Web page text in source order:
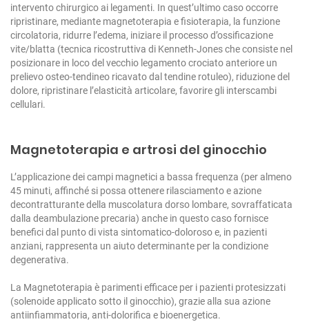
intervento chirurgico ai legamenti. In quest’ultimo caso occorre
ripristinare, mediante magnetoterapia e fisioterapia, la funzione
circolatoria, ridurre l’edema, iniziare il processo d’ossificazione
vite/blatta (tecnica ricostruttiva di Kenneth-Jones che consiste nel
posizionare in loco del vecchio legamento crociato anteriore un
prelievo osteo-tendineo ricavato dal tendine rotuleo), riduzione del
dolore, ripristinare l’elasticità articolare, favorire gli interscambi
cellulari.
Magnetoterapia e artrosi del ginocchio
L’applicazione dei campi magnetici a bassa frequenza (per almeno
45 minuti, affinché si possa ottenere rilasciamento e azione
decontratturante della muscolatura dorso lombare, sovraffaticata
dalla deambulazione precaria) anche in questo caso fornisce
benefici dal punto di vista sintomatico-doloroso e, in pazienti
anziani, rappresenta un aiuto determinante per la condizione
degenerativa.
La Magnetoterapia è parimenti efficace per i pazienti protesizzati
(solenoide applicato sotto il ginocchio), grazie alla sua azione
antiinfiammatoria, anti-dolorifica e bioenergetica.